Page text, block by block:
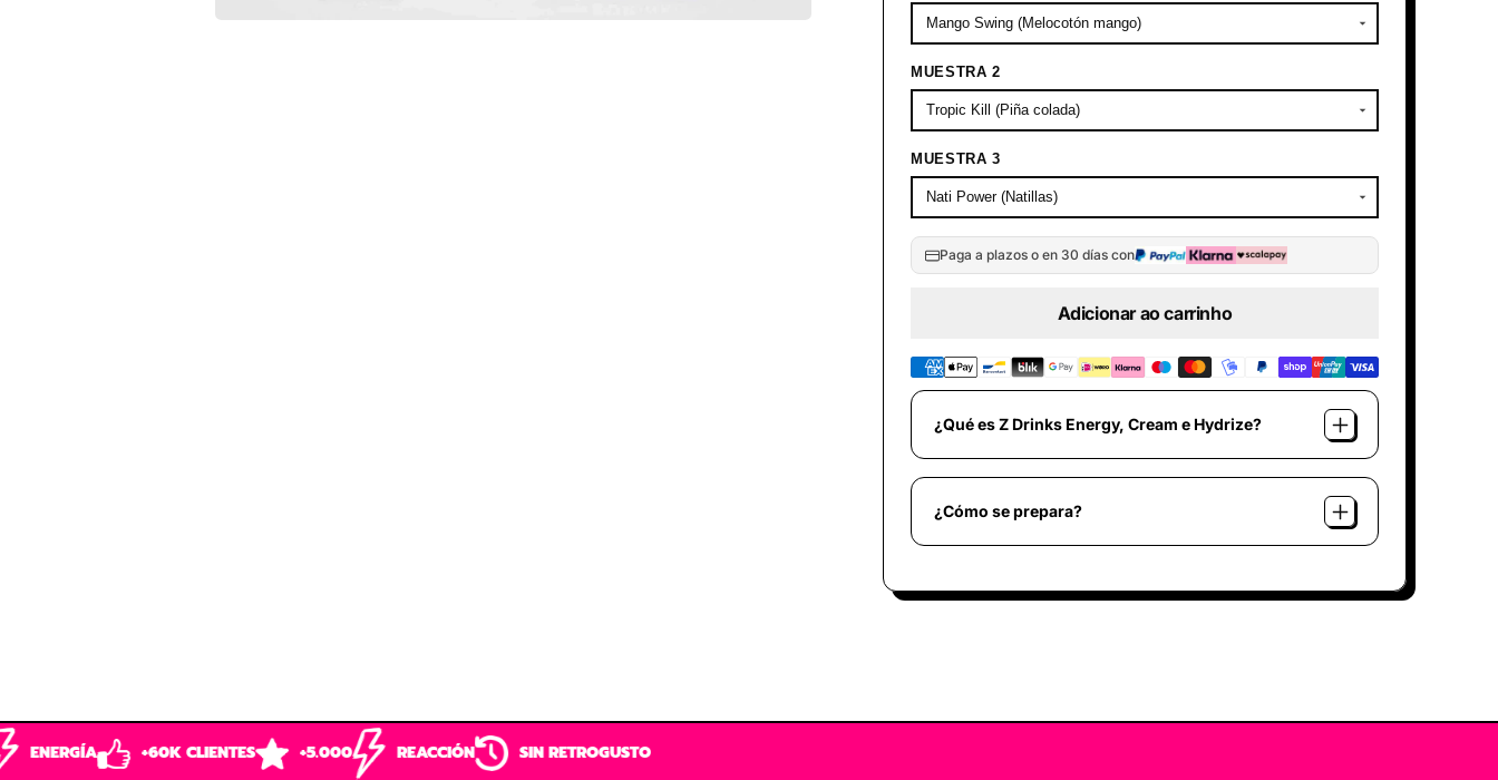
MUESTRA 2
MUESTRA 3
Paga a plazos o en 30 días con
Adicionar ao carrinho
¿Qué es Z Drinks Energy, Cream e Hydrize?
¿Cómo se prepara?
+60K CLIENTES +5.000 REACCIÓN SIN RETROGUSTO